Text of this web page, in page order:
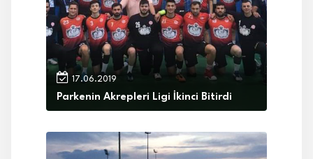
17.06.2019
Parkenin Akrepleri Ligi İkinci Bitirdi